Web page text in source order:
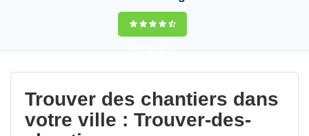
9,5(100%)70
votes
Trouver des chantiers dans
votre ville : Trouver-des-